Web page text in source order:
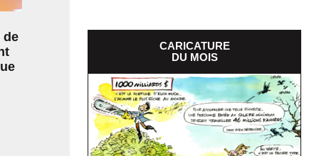
de
CARICATURE
DU MOIS